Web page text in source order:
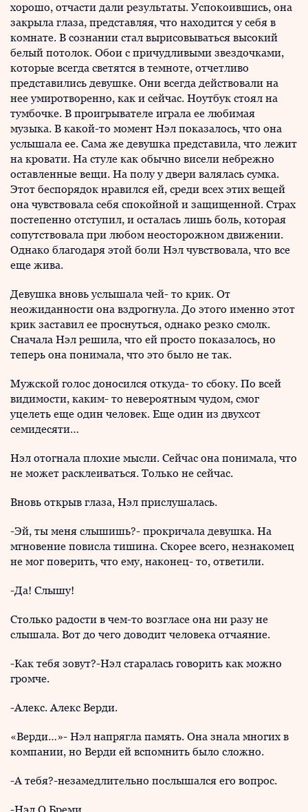
хорошо, отчасти дали результаты. Успокоившись, она
закрыла глаза, представляя, что находится у себя в
комнате. В сознании стал вырисовываться высокий
белый потолок. Обои с причудливыми звездочками,
которые всегда светятся в темноте, отчетливо
представились девушке. Они всегда действовали на
нее умиротворенно, как и сейчас. Ноутбук стоял на
тумбочке. В проигрывателе играла ее любимая
музыка. В какой-то момент Нэл показалось, что она
услышала ее. Сама же девушка представила, что лежит
на кровати. На стуле как обычно висели небрежно
оставленные вещи. На полу у двери валялась сумка.
Этот беспорядок нравился ей, среди всех этих вещей
она чувствовала себя спокойной и защищенной. Страх
постепенно отступил, и осталась лишь боль, которая
сопутствовала при любом неосторожном движении.
Однако благодаря этой боли Нэл чувствовала, что все
еще жива.
Девушка вновь услышала чей- то крик. От
неожиданности она вздрогнула. До этого именно этот
крик заставил ее проснуться, однако резко смолк.
Сначала Нэл решила, что ей просто показалось, но
теперь она понимала, что это было не так.
Мужской голос доносился откуда- то сбоку. По всей
видимости, каким- то невероятным чудом, смог
уцелеть еще один человек. Еще один из двухсот
семидесяти…
Нэл отогнала плохие мысли. Сейчас она понимала, что
не может расклеиваться. Только не сейчас.
Вновь открыв глаза, Нэл прислушалась.
-Эй, ты меня слышишь?- прокричала девушка. На
мгновение повисла тишина. Скорее всего, незнакомец
не мог поверить, что ему, наконец- то, ответили.
-Да! Слышу!
Столько радости в чем-то возгласе она ни разу не
слышала. Вот до чего доводит человека отчаяние.
-Как тебя зовут?-Нэл старалась говорить как можно
громче.
-Алекс. Алекс Верди.
«Верди…»- Нэл напрягла память. Она знала многих в
компании, но Верди ей вспомнить было сложно.
-А тебя?-незамедлительно послышался его вопрос.